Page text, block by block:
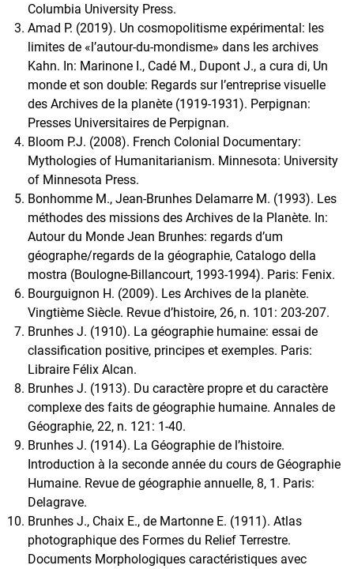
Columbia University Press.
Amad P. (2019). Un cosmopolitisme expérimental: les
limites de «l’autour-du-mondisme» dans les archives
Kahn. In: Marinone I., Cadé M., Dupont J., a cura di, Un
monde et son double: Regards sur l’entreprise visuelle
des Archives de la planète (1919-1931). Perpignan:
Presses Universitaires de Perpignan.
Bloom P.J. (2008). French Colonial Documentary:
Mythologies of Humanitarianism. Minnesota: University
of Minnesota Press.
Bonhomme M., Jean-Brunhes Delamarre M. (1993). Les
méthodes des missions des Archives de la Planète. In:
Autour du Monde Jean Brunhes: regards d’um
géographe/regards de la géographie, Catalogo della
mostra (Boulogne-Billancourt, 1993-1994). Paris: Fenix.
Bourguignon H. (2009). Les Archives de la planète.
Vingtième Siècle. Revue d’histoire, 26, n. 101: 203-207.
Brunhes J. (1910). La géographie humaine: essai de
classification positive, principes et exemples. Paris:
Libraire Félix Alcan.
Brunhes J. (1913). Du caractère propre et du caractère
complexe des faits de géographie humaine. Annales de
Géographie, 22, n. 121: 1-40.
Brunhes J. (1914). La Géographie de l’histoire.
Introduction à la seconde année du cours de Géographie
Humaine. Revue de géographie annuelle, 8, 1. Paris:
Delagrave.
Brunhes J., Chaix E., de Martonne E. (1911). Atlas
photographique des Formes du Relief Terrestre.
Documents Morphologiques caractéristiques avec